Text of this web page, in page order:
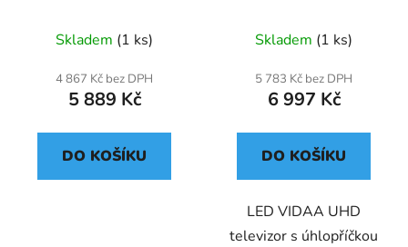
Skladem (1 ks)
4 867 Kč bez DPH
5 889 Kč
DO KOŠÍKU
Skladem (1 ks)
5 783 Kč bez DPH
6 997 Kč
DO KOŠÍKU
LED VIDAA UHD
televizor s úhlopříčkou